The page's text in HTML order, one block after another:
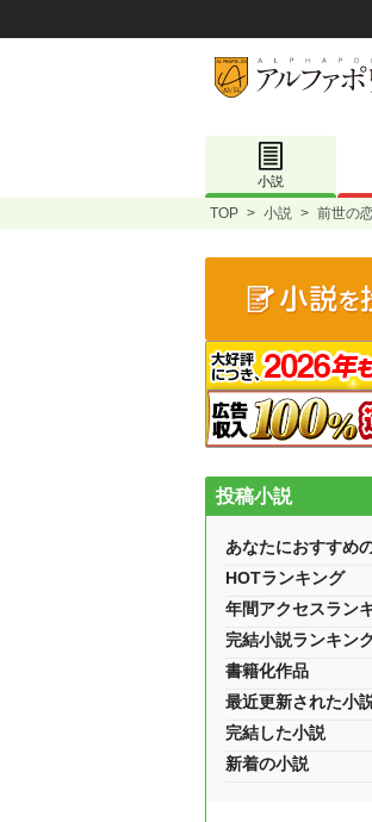
小説
TOP > 小説 > 前世の
投稿小説
あなたにおすすめ
HOTランキング
年間アクセスラン
完結小説ランキン
書籍化作品
最近更新された小
完結した小説
新着の小説